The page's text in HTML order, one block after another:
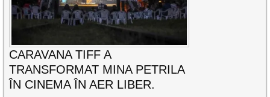
CARAVANA TIFF A
TRANSFORMAT MINA PETRILA
ÎN CINEMA ÎN AER LIBER.